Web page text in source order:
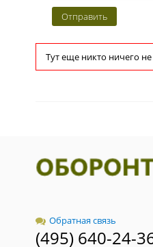
Тут еще никто ничего
Обратная связь
(495) 640-24-